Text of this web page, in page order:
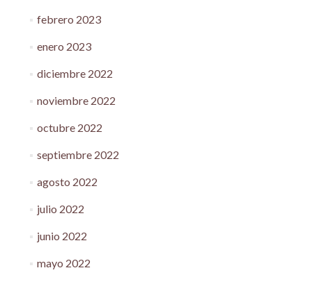
febrero 2023
enero 2023
diciembre 2022
noviembre 2022
octubre 2022
septiembre 2022
agosto 2022
julio 2022
junio 2022
mayo 2022